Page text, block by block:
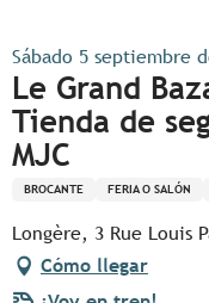
Sábado 5 septiembre
Le Grand
Tienda de
MJC
BROCANTE FERIA O SALÓN
Longère, 3 Rue Louis
Cómo llegar